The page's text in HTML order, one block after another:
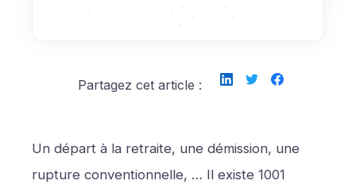
Un départ à la retraite, une démission, une
rupture conventionnelle, … Il existe 1001
Qu’est-ce qu’une élection partielle du CSE ?
Dans quelles conditions organiser l’élection
Qui doit prendre l’initiative de l’élection
Quelles conséquences si l’élection partielle
Quelles sont les étapes à suivre pour
Dans la même catégorie
Partagez cet article :